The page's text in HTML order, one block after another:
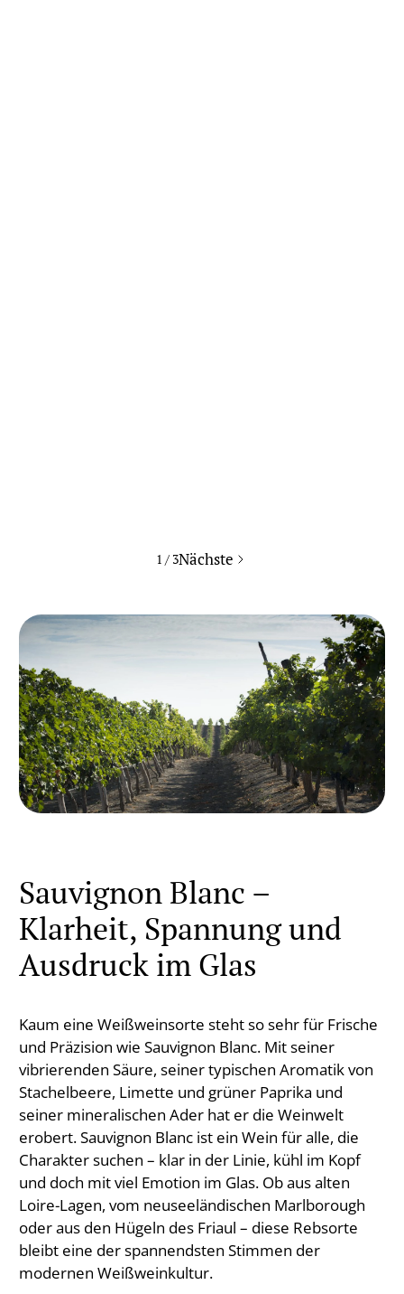
1 / 3Nächste
Sauvignon Blanc –
Klarheit, Spannung und
Ausdruck im Glas
Kaum eine Weißweinsorte steht so sehr für Frische
und Präzision wie Sauvignon Blanc. Mit seiner
vibrierenden Säure, seiner typischen Aromatik von
Stachelbeere, Limette und grüner Paprika und
seiner mineralischen Ader hat er die Weinwelt
erobert. Sauvignon Blanc ist ein Wein für alle, die
Charakter suchen – klar in der Linie, kühl im Kopf
und doch mit viel Emotion im Glas. Ob aus alten
Loire-Lagen, vom neuseeländischen Marlborough
oder aus den Hügeln des Friaul – diese Rebsorte
bleibt eine der spannendsten Stimmen der
modernen Weißweinkultur.